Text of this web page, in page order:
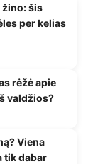
žino: šis
per kelias
rėžė apie
valdžios?
Viena
tik dabar